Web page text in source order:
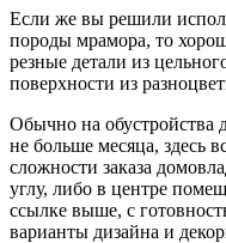
Если же вы решили
породы мрамора, то
резные детали из
поверхности из
Обычно на обустройства
не больше месяца, здесь
сложности заказа
углу, либо в центре
ссылке выше, с
варианты дизайна и